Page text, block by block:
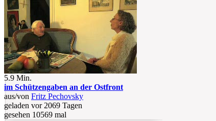
5.9 Min.
im Schützengaben an der Ostfront
aus/von Fritz Pechovsky
geladen vor 2069 Tagen
gesehen 10569 mal